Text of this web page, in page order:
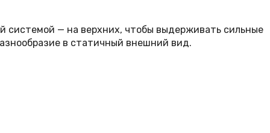
системой — на верхних, чтобы выдерживать сильные
в статичный внешний вид.